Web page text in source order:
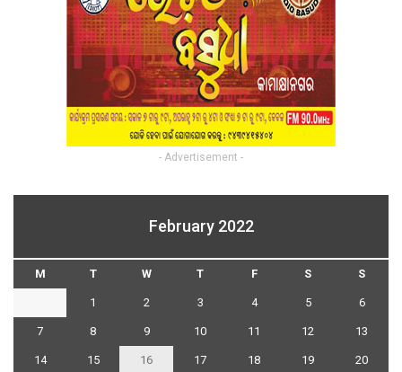
- Advertisement -
February 2022
M T W T F S S
1 2 3 4 5 6
7 8 9 10 11 12 13
14 15 16 17 18 19 20